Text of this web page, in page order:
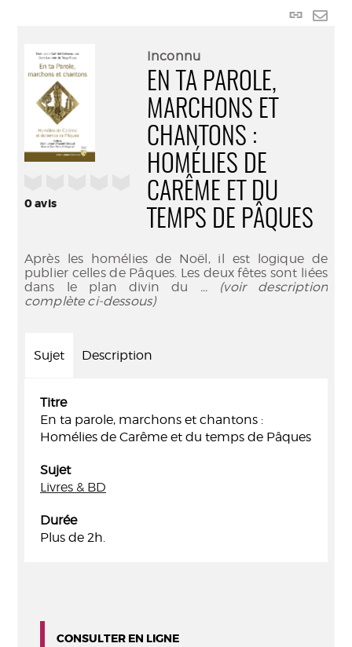
Lien
0avis
Inconnu
EN TA PAROLE,
MARCHONS ET
CHANTONS :
HOMÉLIES DE
CARÊME ET DU
TEMPS DE PÂQUES
Après les homélies de Noël, il est logique de
publier celles de Pâques. Les deux fêtes sont liées
dans le plan divin du ... (voir description
complète ci-dessous)
Sujet Description
Titre
En ta parole, marchons et chantons :
Homélies de Carême et du temps de Pâques
Sujet
Livres & BD
Durée
Plus de 2h.
CONSULTER EN LIGNE